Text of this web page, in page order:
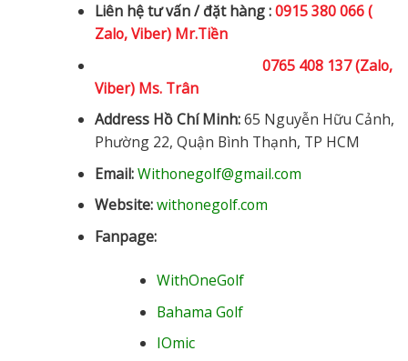
Liên hệ tư vấn / đặt hàng :0915 380 066 (
Zalo, Viber) Mr.Tiền
0765 408 137 (Zalo,
Viber) Ms. Trân
Address Hồ Chí Minh:65 Nguyễn Hữu Cảnh,
Phường 22, Quận Bình Thạnh, TP HCM
Email:Withonegolf@gmail.com
Website:withonegolf.com
Fanpage:
WithOneGolf
Bahama Golf
IOmic